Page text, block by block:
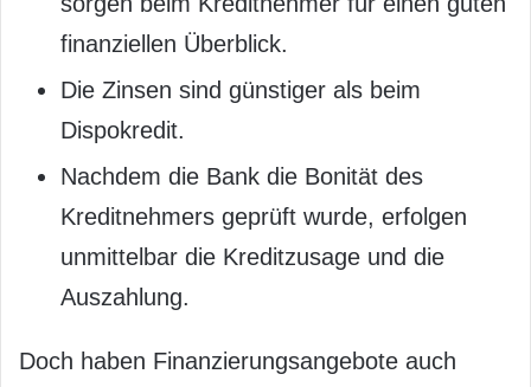
finanziellen Überblick.
Die Zinsen sind günstiger als beim
Dispokredit.
Nachdem die Bank die Bonität des
Kreditnehmers geprüft wurde, erfolgen
unmittelbar die Kreditzusage und die
Auszahlung.
Doch haben Finanzierungsangebote auch